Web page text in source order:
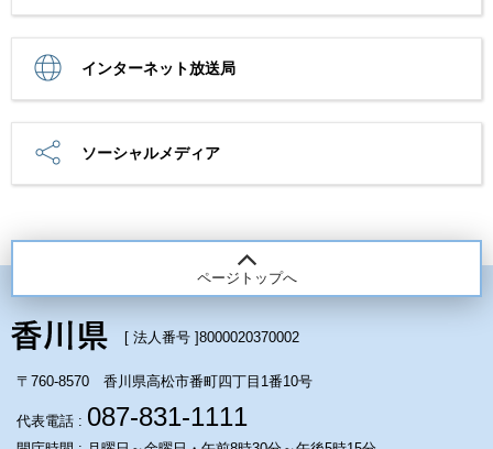
インターネット放送局
ソーシャルメディア
ページトップへ
[ 法人番号 ]8000020370002
〒760-8570 香川県高松市番町四丁目1番10号
代表電話 : 087-831-1111